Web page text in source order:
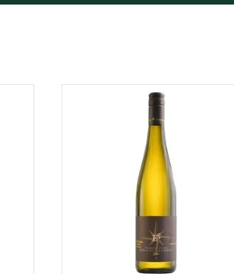
Ellermann-Spiegel
Grauburgunder Trocken, Q.b.A.
Pfalz. Een rijpe, frisse en fruitige
witte wijn met in de geur aroma's
van tropisch fruit; ananas, peer,
citrus en rode kruisbes.
TOEVOEGEN AAN WINKELWAGEN